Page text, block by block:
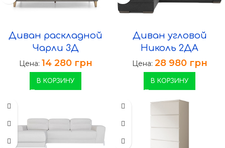
Диван раскладной
Чарли 3Д
Цена: 14 280 грн
В КОРЗИНУ
Диван угловой
Николь 2ДА
Цена: 28 980 грн
В КОРЗИНУ